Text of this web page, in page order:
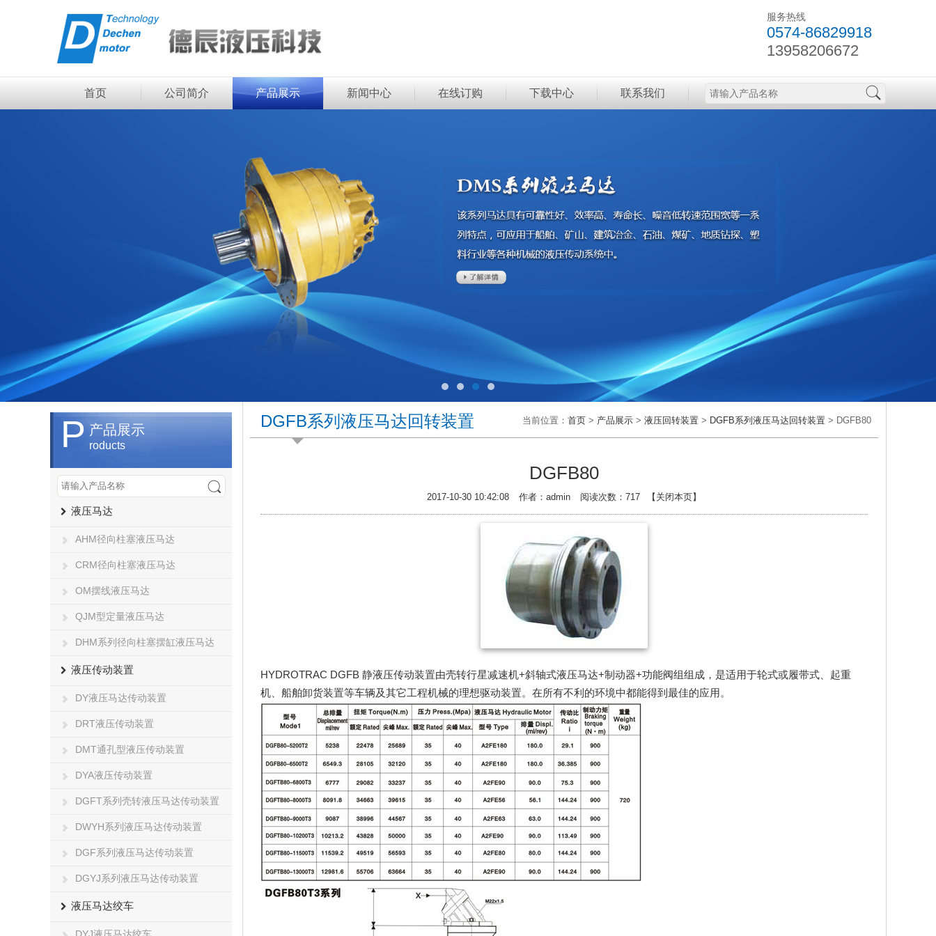
服务热线
0574-86829918
13958206672
首页 公司简介 产品展示 新闻中心 在线订购 下载中心 联系我们
3 4
P 产品展示
roducts
液压马达
AHM径向柱塞液压马达
CRM径向柱塞液压马达
OM摆线液压马达
QJM型定量液压马达
DHM系列径向柱塞摆缸液压马达
液压传动装置
DY液压马达传动装置
DRT液压传动装置
DMT通孔型液压传动装置
DYA液压传动装置
DGFT系列壳转液压马达传动装置
DWYH系列液压马达传动装置
DGF系列液压马达传动装置
DGYJ系列液压马达传动装置
液压马达绞车
当前位置：首页 > 产品展示 >液压回转装置 > DGFB系列液压马达回转装置 > DGFB80
DGFB系列液压马达回转装置
DGFB80
2017-10-30 10:42:08 作者： admin 阅读次数： 717 【 关闭本页】
HYDROTRAC DGFB 静液压传动装置由壳转行星减速机+斜轴式液压马达+制动器+功能阀组组成，是适用于轮式或履带式、起重
机、船舶卸货装置等车辆及其它工程机械的理想驱动装置。在所有不利的环境中都能得到最佳的应用。